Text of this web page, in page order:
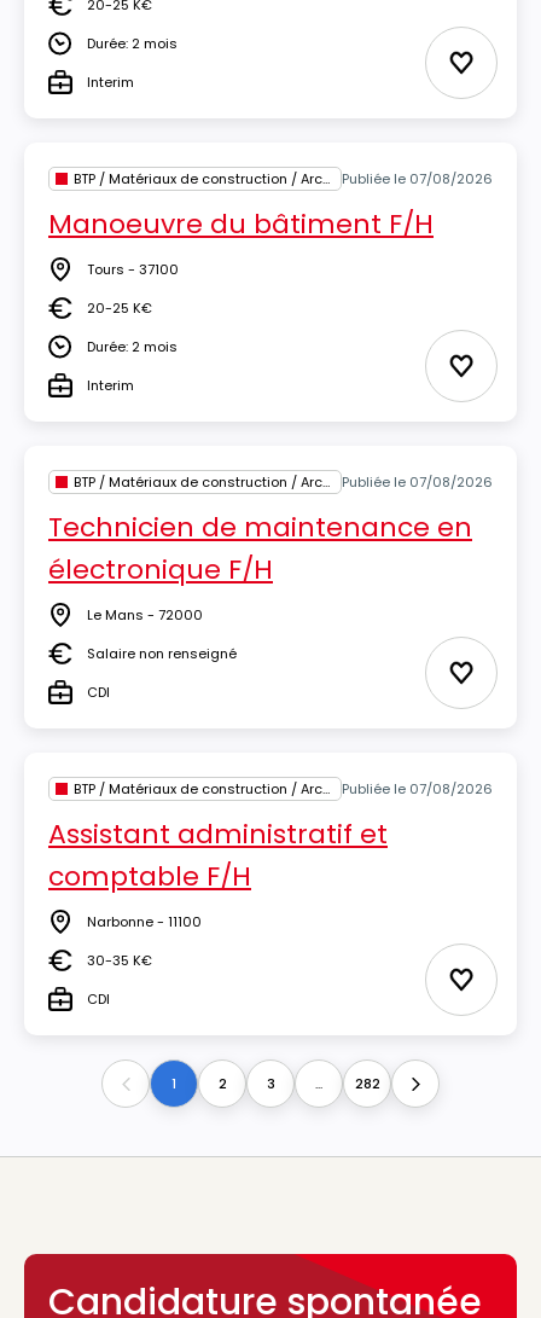
Salaire20-25 K€
DuréeDurée: 2 mois
TypeInterim Ajouter
BTP / Matériaux de construction / Architecture Publiée le 07/08/2026
Manoeuvre du bâtiment F/H
Lieu Tours - 37100
Salaire20-25 K€
DuréeDurée: 2 mois
TypeInterim Ajouter
BTP / Matériaux de construction / Architecture Publiée le 07/08/2026
Technicien de maintenance en
électronique F/H
Lieu Le Mans - 72000
SalaireSalaire non renseigné
TypeCDI Ajouter
BTP / Matériaux de construction / Architecture Publiée le 07/08/2026
Assistant administratif et
comptable F/H
Lieu Narbonne - 11100
Salaire30-35 K€
TypeCDI Ajouter
Previous1 2 3 ... 282 Next
Candidature spontanée